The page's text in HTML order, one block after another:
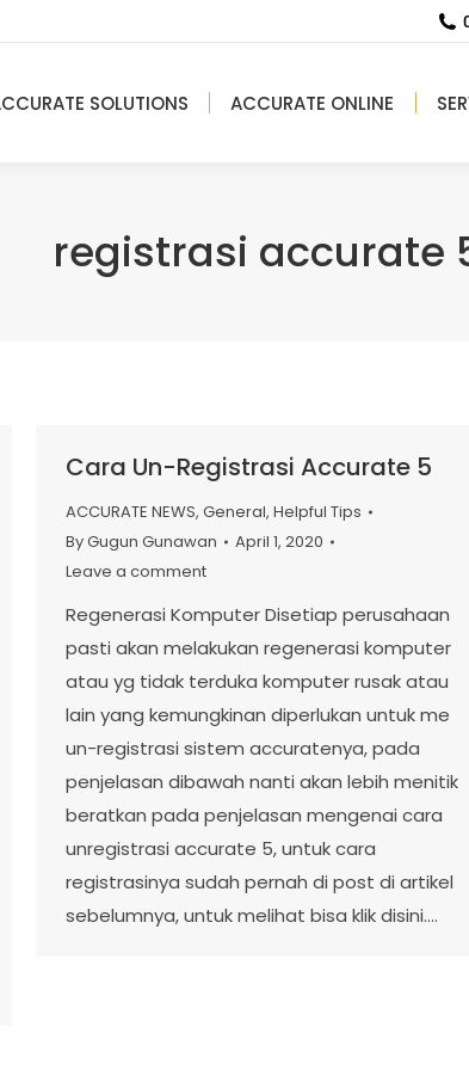
SOLUTIONS ACCURATE ONLINE
registrasi accurate
Cara Un-Registrasi Accurate 5
ACCURATE NEWS, General, Helpful Tips
ByGugun Gunawan
April 1, 2020
Leave a comment
Regenerasi Komputer Disetiap perusahaan
pasti akan melakukan regenerasi komputer
atau yg tidak terduka komputer rusak atau
lain yang kemungkinan diperlukan untuk me
un-registrasi sistem accuratenya, pada
penjelasan dibawah nanti akan lebih menitik
beratkan pada penjelasan mengenai cara
unregistrasi accurate 5, untuk cara
registrasinya sudah pernah di post di artikel
sebelumnya, untuk melihat bisa klik disini.…